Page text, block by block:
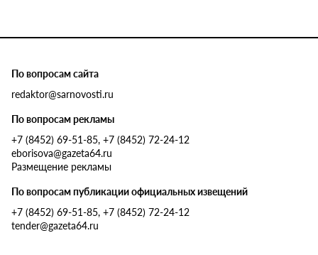
По вопросам сайта
redaktor@sarnovosti.ru
По вопросам рекламы
+7 (8452) 69-51-85, +7 (8452) 72-24-12
eborisova@gazeta64.ru
Размещение рекламы
По вопросам публикации официальных извещений
+7 (8452) 69-51-85, +7 (8452) 72-24-12
tender@gazeta64.ru